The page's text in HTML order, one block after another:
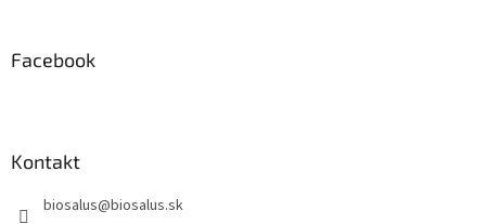
Facebook
Kontakt
biosalus@biosalus.sk